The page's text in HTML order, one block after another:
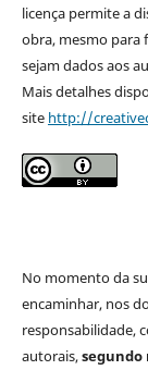
licença permite a
obra, mesmo para
sejam dados aos
Mais detalhes
site http://
No momento da
encaminhar, nos
responsabilidade,
autorais,segundo